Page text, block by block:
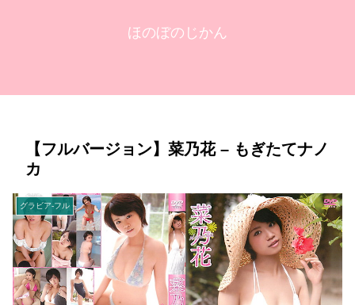
ほのぼのじかん
【フルバージョン】菜乃花 – もぎたてナノ
カ
グラビア-フル